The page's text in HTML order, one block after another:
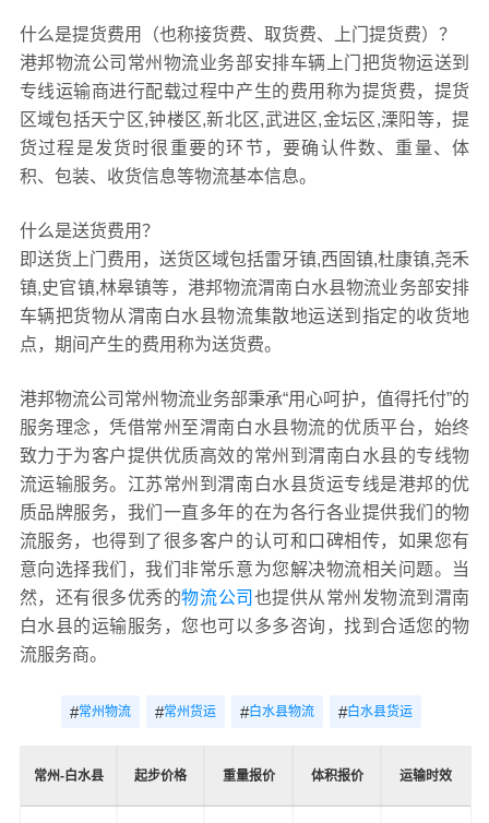
什么是提货费用（也称接货费、取货费、上门提货费）？
港邦物流公司常州物流业务部安排车辆上门把货物运送到
专线运输商进行配载过程中产生的费用称为提货费，提货
区域包括天宁区,钟楼区,新北区,武进区,金坛区,溧阳等，提
货过程是发货时很重要的环节，要确认件数、重量、体
积、包装、收货信息等物流基本信息。
什么是送货费用？
即送货上门费用，送货区域包括雷牙镇,西固镇,杜康镇,尧禾
镇,史官镇,林皋镇等，港邦物流渭南白水县物流业务部安排
车辆把货物从渭南白水县物流集散地运送到指定的收货地
点，期间产生的费用称为送货费。
港邦物流公司常州物流业务部秉承“用心呵护，值得托付”的
服务理念，凭借常州至渭南白水县物流的优质平台，始终
致力于为客户提供优质高效的常州到渭南白水县的专线物
流运输服务。江苏常州到渭南白水县货运专线是港邦的优
质品牌服务，我们一直多年的在为各行各业提供我们的物
流服务，也得到了很多客户的认可和口碑相传，如果您有
意向选择我们，我们非常乐意为您解决物流相关问题。当
然，还有很多优秀的物流公司 也提供从常州发物流到渭南
白水县的运输服务，您也可以多多咨询，找到合适您的物
流服务商。
#常州物流 #常州货运 #白水县物流 #白水县货运
常州-白水县 起步价格 重量报价 体积报价 运输时效